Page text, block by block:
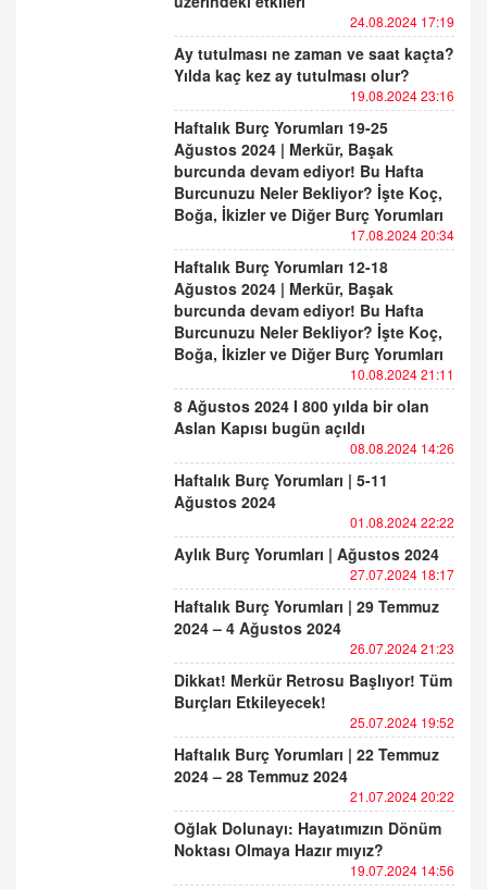
24.08.2024 17:19
Ay tutulması ne zaman ve saat kaçta?
Yılda kaç kez ay tutulması olur?
19.08.2024 23:16
Haftalık Burç Yorumları 19-25
Ağustos 2024 | Merkür, Başak
burcunda devam ediyor! Bu Hafta
Burcunuzu Neler Bekliyor? İşte Koç,
Boğa, İkizler ve Diğer Burç Yorumları
17.08.2024 20:34
Haftalık Burç Yorumları 12-18
Ağustos 2024 | Merkür, Başak
burcunda devam ediyor! Bu Hafta
Burcunuzu Neler Bekliyor? İşte Koç,
Boğa, İkizler ve Diğer Burç Yorumları
10.08.2024 21:11
8 Ağustos 2024 I 800 yılda bir olan
Aslan Kapısı bugün açıldı
08.08.2024 14:26
Haftalık Burç Yorumları | 5-11
Ağustos 2024
01.08.2024 22:22
Aylık Burç Yorumları | Ağustos 2024
27.07.2024 18:17
Haftalık Burç Yorumları | 29 Temmuz
2024 – 4 Ağustos 2024
26.07.2024 21:23
Dikkat! Merkür Retrosu Başlıyor! Tüm
Burçları Etkileyecek!
25.07.2024 19:52
Haftalık Burç Yorumları | 22 Temmuz
2024 – 28 Temmuz 2024
21.07.2024 20:22
Oğlak Dolunayı: Hayatımızın Dönüm
Noktası Olmaya Hazır mıyız?
19.07.2024 14:56